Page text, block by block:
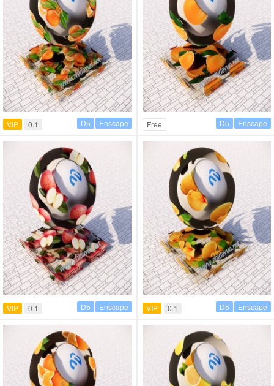
VIP 0.1 Enscape
D5 Free Enscape
D5
VIP 0.1 Enscape
D5 VIP 0.1 Enscape
D5